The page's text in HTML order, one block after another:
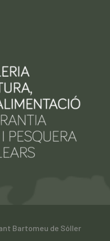
Bartomeu de Sóller